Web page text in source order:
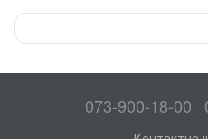
073-900-18-00